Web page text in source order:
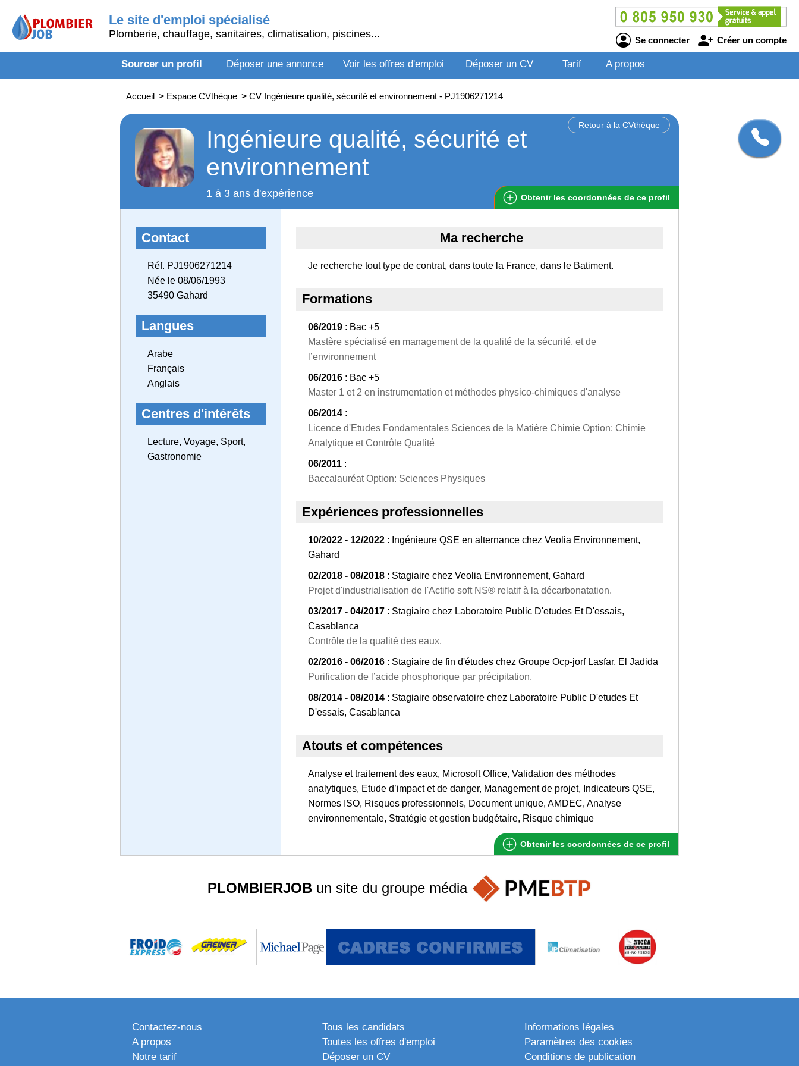
Le site d'emploi spécialisé
Plomberie, chauffage, sanitaires, climatisation, piscines...
Se connecter Créer un compte
Sourcer un profil Déposer une annonce Voir les offres d'emploi Déposer un CV Tarif A propos
Accueil > Espace CVthèque > CV Ingénieure qualité, sécurité et environnement - PJ1906271214
Retour à la CVthèque
Ingénieure qualité, sécurité et
environnement
1 à 3 ans d'expérience Obtenir les coordonnées de ce profil
Contact
Réf. PJ1906271214
Née le 08/06/1993
35490 Gahard
Langues
Arabe
Français
Anglais
Centres d'intérêts
Lecture, Voyage, Sport,
Gastronomie
Ma recherche
Je recherche tout type de contrat, dans toute la France, dans le Batiment.
Formations
06/2019 : Bac +5
Mastère spécialisé en management de la qualité de la sécurité, et de
l’environnement
06/2016 : Bac +5
Master 1 et 2 en instrumentation et méthodes physico-chimiques d'analyse
06/2014 :
Licence d'Etudes Fondamentales Sciences de la Matière Chimie Option: Chimie
Analytique et Contrôle Qualité
06/2011 :
Baccalauréat Option: Sciences Physiques
Expériences professionnelles
10/2022 - 12/2022 : Ingénieure QSE en alternance chez Veolia Environnement,
Gahard
02/2018 - 08/2018 : Stagiaire chez Veolia Environnement, Gahard
Projet d'industrialisation de l'Actiflo soft NS® relatif à la décarbonatation.
03/2017 - 04/2017 : Stagiaire chez Laboratoire Public D'etudes Et D'essais,
Casablanca
Contrôle de la qualité des eaux.
02/2016 - 06/2016 : Stagiaire de fin d'études chez Groupe Ocp-jorf Lasfar, El Jadida
Purification de l’acide phosphorique par précipitation.
08/2014 - 08/2014 : Stagiaire observatoire chez Laboratoire Public D'etudes Et
D'essais, Casablanca
Atouts et compétences
Analyse et traitement des eaux, Microsoft Office, Validation des méthodes
analytiques, Etude d’impact et de danger, Management de projet, Indicateurs QSE,
Normes ISO, Risques professionnels, Document unique, AMDEC, Analyse
environnementale, Stratégie et gestion budgétaire, Risque chimique
Obtenir les coordonnées de ce profil
PLOMBIERJOBun site du groupe média
Contactez-nous
A propos
Notre tarif
Tous les candidats
Toutes les offres d'emploi
Déposer un CV
Informations légales
Paramètres des cookies
Conditions de publication